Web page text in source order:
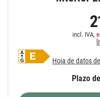
incl. IVA,
Hoja de datos
Plazo